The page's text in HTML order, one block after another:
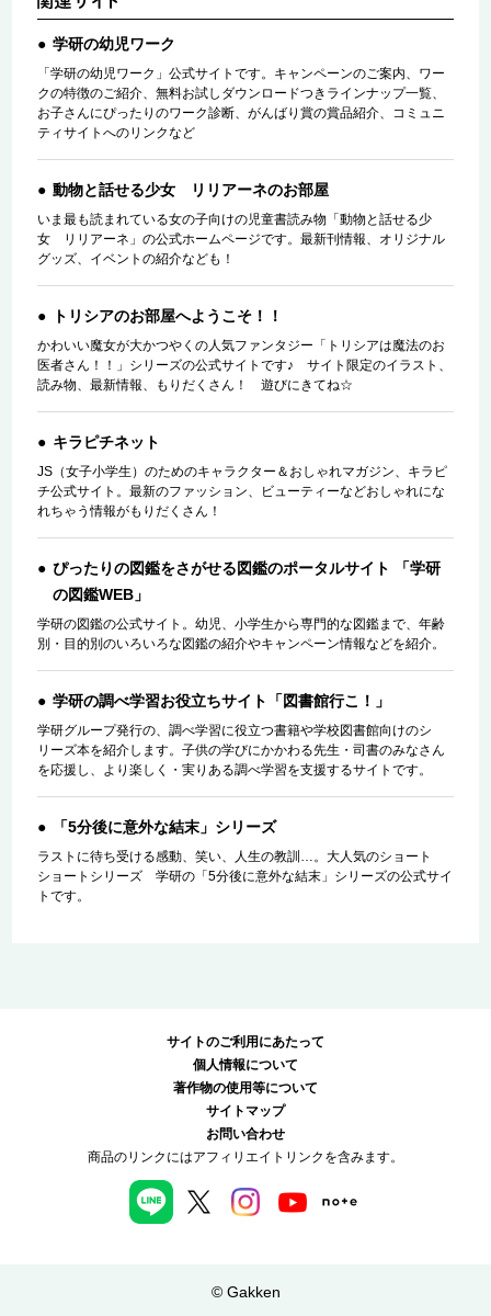
学研の幼児ワーク
「学研の幼児ワーク」公式サイトです。キャンペーンのご案内、ワー
クの特徴のご紹介、無料お試しダウンロードつきラインナップ一覧、
お子さんにぴったりのワーク診断、がんばり賞の賞品紹介、コミュニ
ティサイトへのリンクなど
動物と話せる少女 リリアーネのお部屋
いま最も読まれている女の子向けの児童書読み物「動物と話せる少
女 リリアーネ」の公式ホームページです。最新刊情報、オリジナル
グッズ、イベントの紹介なども！
トリシアのお部屋へようこそ！！
かわいい魔女が大かつやくの人気ファンタジー「トリシアは魔法のお
医者さん！！」シリーズの公式サイトです♪ サイト限定のイラスト、
読み物、最新情報、もりだくさん！ 遊びにきてね☆
キラピチネット
JS（女子小学生）のためのキャラクター＆おしゃれマガジン、キラピ
チ公式サイト。最新のファッション、ビューティーなどおしゃれにな
れちゃう情報がもりだくさん！
ぴったりの図鑑をさがせる図鑑のポータルサイト 「学研
の図鑑WEB」
学研の図鑑の公式サイト。幼児、小学生から専門的な図鑑まで、年齢
別・目的別のいろいろな図鑑の紹介やキャンペーン情報などを紹介。
学研の調べ学習お役立ちサイト「図書館行こ！」
学研グループ発行の、調べ学習に役立つ書籍や学校図書館向けのシ
リーズ本を紹介します。子供の学びにかかわる先生・司書のみなさん
を応援し、より楽しく・実りある調べ学習を支援するサイトです。
「5分後に意外な結末」シリーズ
ラストに待ち受ける感動、笑い、人生の教訓…。大人気のショート
ショートシリーズ 学研の「5分後に意外な結末」シリーズの公式サイ
トです。
サイトのご利用にあたって
個人情報について
著作物の使用等について
サイトマップ
お問い合わせ
商品のリンクにはアフィリエイトリンクを含みます。
© Gakken